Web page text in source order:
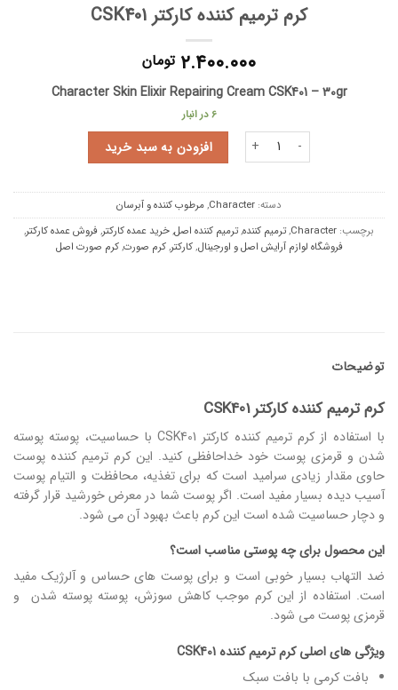
کرم ترمیم کننده کارکتر CSK401
۲.۴۰۰.۰۰۰ تومان
Character Skin Elixir Repairing Cream CSK401 – 30gr
6 در انبار
کرم ترمیم کننده کارکتر CSK401 عددافزودن به سبد خرید
دسته: Character
,مرطوب کننده و آبرسان
برچسب: Character
,ترمیم کننده,ترمیم کننده اصل,خرید عمده کارکتر, فروش عمده کارکتر,
فروشگاه لوازم آرایش اصل و اورجینال,کارکتر,کرم صورت,کرم صورت اصل
توضیحات
کرم ترمیم کننده کارکتر CSK401
با استفاده از کرم ترمیم کننده کارکتر CSK401 با حساسیت، پوسته پوسته
شدن و قرمزی پوست خود خداحافظی کنید. این کرم ترمیم کننده پوست
حاوی مقدار زیادی سرامید است که برای تغذیه، محافظت و التیام پوست
آسیب دیده بسیار مفید است. اگر پوست شما در معرض خورشید قرار گرفته
و دچار حساسیت شده است این کرم باعث بهبود آن می شود.
این محصول برای چه پوستی مناسب است؟
ضد التهاب بسیار خوبی است و برای پوست های حساس و آلرژیک مفید
است. استفاده از این کرم موجب کاهش سوزش، پوسته پوسته شدن و
قرمزی پوست می شود.
ویژگی های اصلی کرم ترمیم کننده CSK401
بافت کرمی با بافت سبک